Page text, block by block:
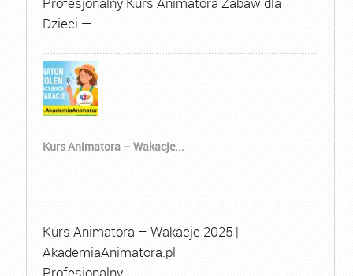
Dzieci — …
Kurs Animatora – Wakacje...
Kurs Animatora – Wakacje 2025 |
AkademiaAnimatora.pl